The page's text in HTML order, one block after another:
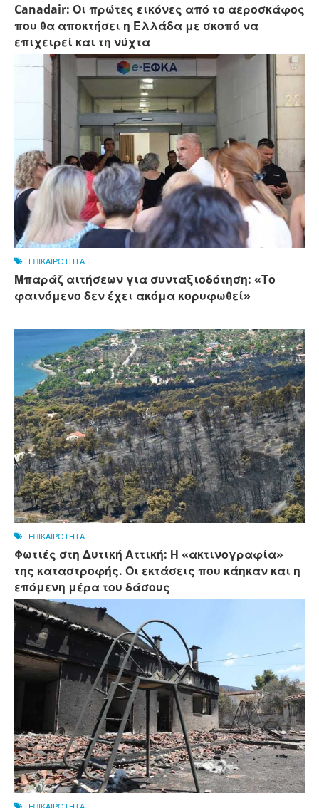
Canadair: Οι πρώτες εικόνες από το αεροσκάφος
που θα αποκτήσει η Ελλάδα με σκοπό να
επιχειρεί και τη νύχτα
ΕΠΙΚΑΙΡΟΤΗΤΑ
Μπαράζ αιτήσεων για συνταξιοδότηση: «Το
φαινόμενο δεν έχει ακόμα κορυφωθεί»
ΕΠΙΚΑΙΡΟΤΗΤΑ
Φωτιές στη Δυτική Αττική: Η «ακτινογραφία»
της καταστροφής. Οι εκτάσεις που κάηκαν και η
επόμενη μέρα του δάσους